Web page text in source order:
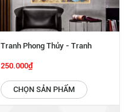
Tranh Phong Thủy - Tranh
Khổng Tước Và Hoa SGP 442230
250.000₫
CHỌN SẢN PHẨM